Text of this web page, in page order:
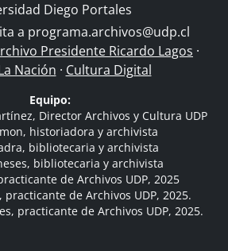
Diego Portales
a programa.archivos@udp.cl
Presidente Ricardo Lagos ·
Nación · Cultura Digital
Equipo:
Director Archivos y Cultura UDP
historiadora y archivista
bibliotecaria y archivista
bibliotecaria y archivista
de Archivos UDP, 2025
de Archivos UDP, 2025.
practicante de Archivos UDP, 2025.